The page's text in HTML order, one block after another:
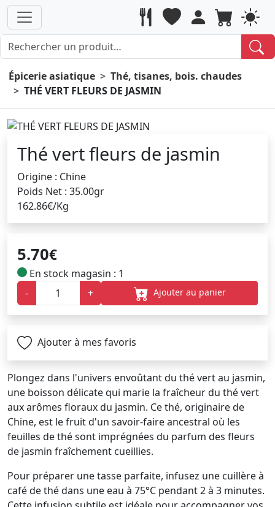
Épicerie asiatique
Thé, tisanes, bois. chaudes
THÉ VERT FLEURS DE JASMIN
Thé vert fleurs de jasmin
Origine : Chine
Poids Net : 35.00gr
162.86€/Kg
5.70€
En stock magasin : 1
-
+ Ajouter au panier
Ajouter à mes favoris
Plongez dans l'univers envoûtant du thé vert au jasmin,
une boisson délicate qui marie la fraîcheur du thé vert
aux arômes floraux du jasmin. Ce thé, originaire de
Chine, est le fruit d'un savoir-faire ancestral où les
feuilles de thé sont imprégnées du parfum des fleurs
de jasmin fraîchement cueillies.
Pour préparer une tasse parfaite, infusez une cuillère à
café de thé dans une eau à 75°C pendant 2 à 3 minutes.